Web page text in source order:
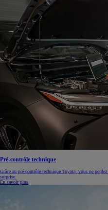
Pré-contrôle technique
Grâce au pré-contrôle technique Toyota, vous ne
surprise.
En savoir plus